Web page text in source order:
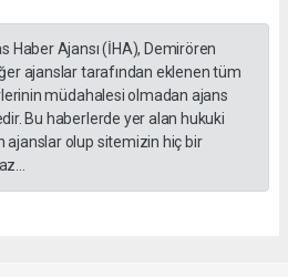
Haber Ajansı (İHA), Demirören
ajanslar tarafından eklenen tüm
müdahalesi olmadan ajans
Bu haberlerde yer alan hukuki
ajanslar olup sitemizin hiç bir